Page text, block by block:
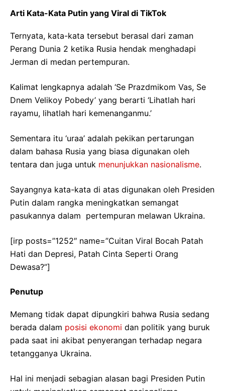
Arti Kata-Kata Putin yang Viral di TikTok
Ternyata, kata-kata tersebut berasal dari zaman
Perang Dunia 2 ketika Rusia hendak menghadapi
Jerman di medan pertempuran.
Kalimat lengkapnya adalah ‘Se Prazdmikom Vas, Se
Dnem Velikoy Pobedy’ yang berarti ‘Lihatlah hari
rayamu, lihatlah hari kemenanganmu.’
Sementara itu ‘uraa’ adalah pekikan pertarungan
dalam bahasa Rusia yang biasa digunakan oleh
tentara dan juga untuk menunjukkan nasionalisme.
Sayangnya kata-kata di atas digunakan oleh Presiden
Putin dalam rangka meningkatkan semangat
pasukannya dalam pertempuran melawan Ukraina.
[irp posts=”1252″ name=”Cuitan Viral Bocah Patah
Hati dan Depresi, Patah Cinta Seperti Orang
Dewasa?”]
Penutup
Memang tidak dapat dipungkiri bahwa Rusia sedang
berada dalam posisi ekonomi dan politik yang buruk
pada saat ini akibat penyerangan terhadap negara
tetangganya Ukraina.
Hal ini menjadi sebagian alasan bagi Presiden Putin